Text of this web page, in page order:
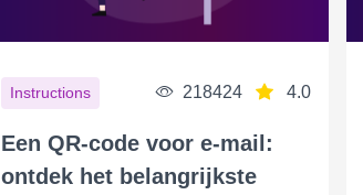
Instructions 218424 4.0
Een QR-code voor e-mail:
ontdek het belangrijkste